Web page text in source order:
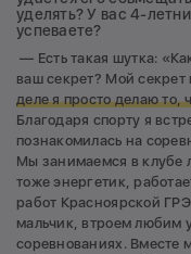
уделять? У вас 4-
успеваете?
— Есть такая шутка:
ваш секрет? Мой
деле я просто делаю то,
Благодаря спорту я
познакомилась на
Мы занимаемся в клубе
тоже энергетик,
работ Красноярской
мальчик, втроем любим
соревнованиях. Вместе